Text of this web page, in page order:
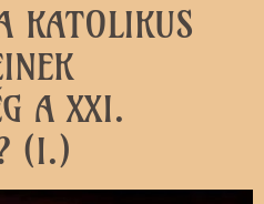
KATOLIKUS
A XXI.
(I.)